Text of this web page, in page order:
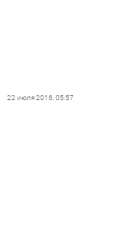
22 июля 2016, 05:57